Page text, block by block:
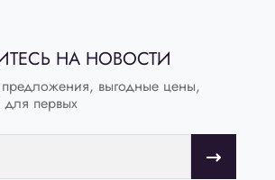
НА НОВОСТИ
выгодные цены,
первых